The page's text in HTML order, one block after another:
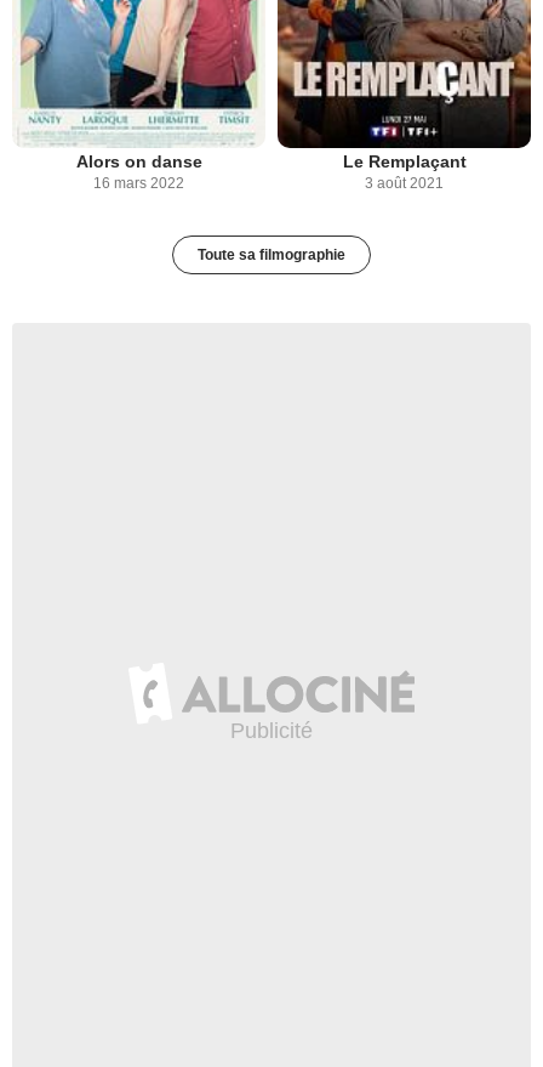
Alors on danse
16 mars 2022
Le Remplaçant
3 août 2021
Toute sa filmographie